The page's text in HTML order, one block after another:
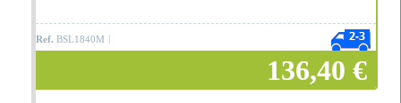
Ref. BSL1840M
136,40 €